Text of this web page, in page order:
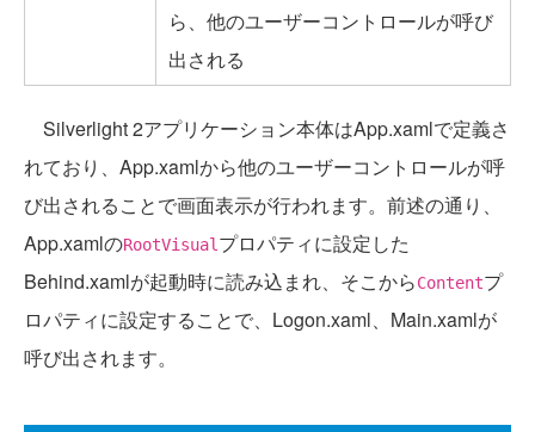
ら、他のユーザーコントロールが呼び
出される
Silverlight 2アプリケーション本体はApp.xamlで定義さ
れており、App.xamlから他のユーザーコントロールが呼
び出されることで画面表示が行われます。前述の通り、
App.xamlのRootVisual プロパティに設定した
Behind.xamlが起動時に読み込まれ、そこからContentプ
ロパティに設定することで、Logon.xaml、Main.xamlが
呼び出されます。